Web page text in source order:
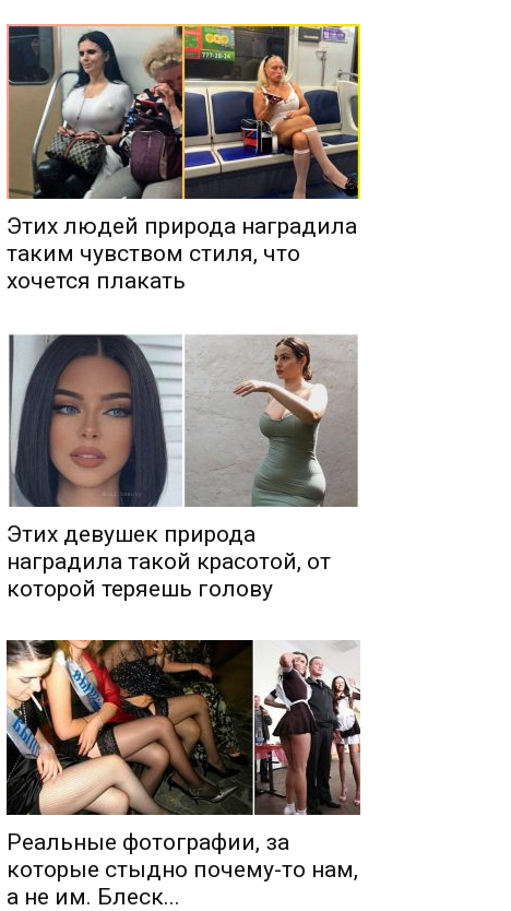
Этих людей природа наградила
таким чувством стиля, что
хочется плакать
Этих девушек природа
наградила такой красотой, от
которой теряешь голову
Реальные фотографии, за
которые стыдно почему-то нам,
а не им. Блеск...